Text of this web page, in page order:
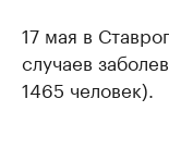
17 мая в
случаев
1465 человек).